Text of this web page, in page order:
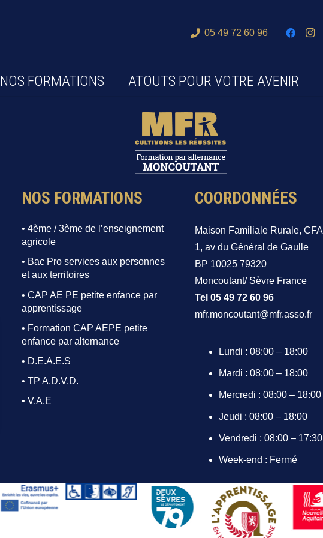
05 49 72 60 96
NOS FORMATIONS ATOUTS POUR VOTRE AVENIR
NOS FORMATIONS
• 4ème / 3ème de l’enseignement
agricole
• Bac Pro services aux personnes
et aux territoires
• CAP AE PE petite enfance par
apprentissage
• Formation CAP AEPE petite
enfance par alternance
• D.E.A.E.S
• TP A.D.V.D.
• V.A.E
COORDONNÉES
Maison Familiale Rurale, CFA
1, av du Général de Gaulle
BP 10025 79320
Moncoutant/ Sèvre France
Tel 05 49 72 60 96
mfr.moncoutant@mfr.asso.fr
Lundi : 08:00 – 18:00
Mardi : 08:00 – 18:00
Mercredi : 08:00 – 18:00
Jeudi : 08:00 – 18:00
Vendredi : 08:00 – 17:30
Week-end : Fermé